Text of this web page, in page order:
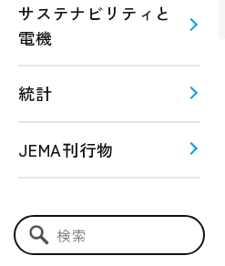
サステナビリティと
電機
統計
JEMA刊行物
検索キーワード入力
連
！